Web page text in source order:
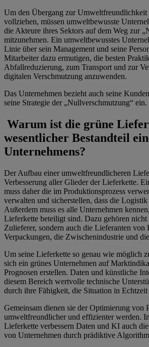
Um den Übergang zur Umweltfreundlichkeit
vollziehen, müssen umweltbewusste
die Akteure ihres Sektors auf dem Weg zur
mitzunehmen. Ein umweltbewusstes
Linie über sein Management und seine
Mitarbeiter dazu ermutigen, die besten
Abfallreduzierung, zum Transport und zur
digitalen Verschmutzung anzuwenden.
Das Unternehmen bezieht auch seine
seine Strategie der „Nullverschmutzung“ ein.
Warum ist die grüne
wesentlicher Bestandteil
Unternehmens?
Der Aufbau einer umweltfreundlicheren
Verbesserung aller Glieder der Lieferkette.
muss daher die im Produktionsprozess
verwalten und sicherstellen, dass die
Außerdem muss es alle Unternehmen
Lieferkette beteiligt sind. Dazu gehören
Zulieferer, sondern auch die Lieferanten von
Verpackungen, die Zwischenindustrie und
Um seine Lieferkette so genau wie möglich
sich ein grünes Unternehmen auf
Prognosen erstellen. Daten und künstliche
diesem Bereich wertvolle technische
durch ihre Fähigkeit, die Situation in Echtzeit
Gemeinsam dienen sie der Optimierung von
umweltfreundlicher und effizienter werden.
Lieferkette verbessern Daten und KI auch
von Unternehmen durch prädiktive